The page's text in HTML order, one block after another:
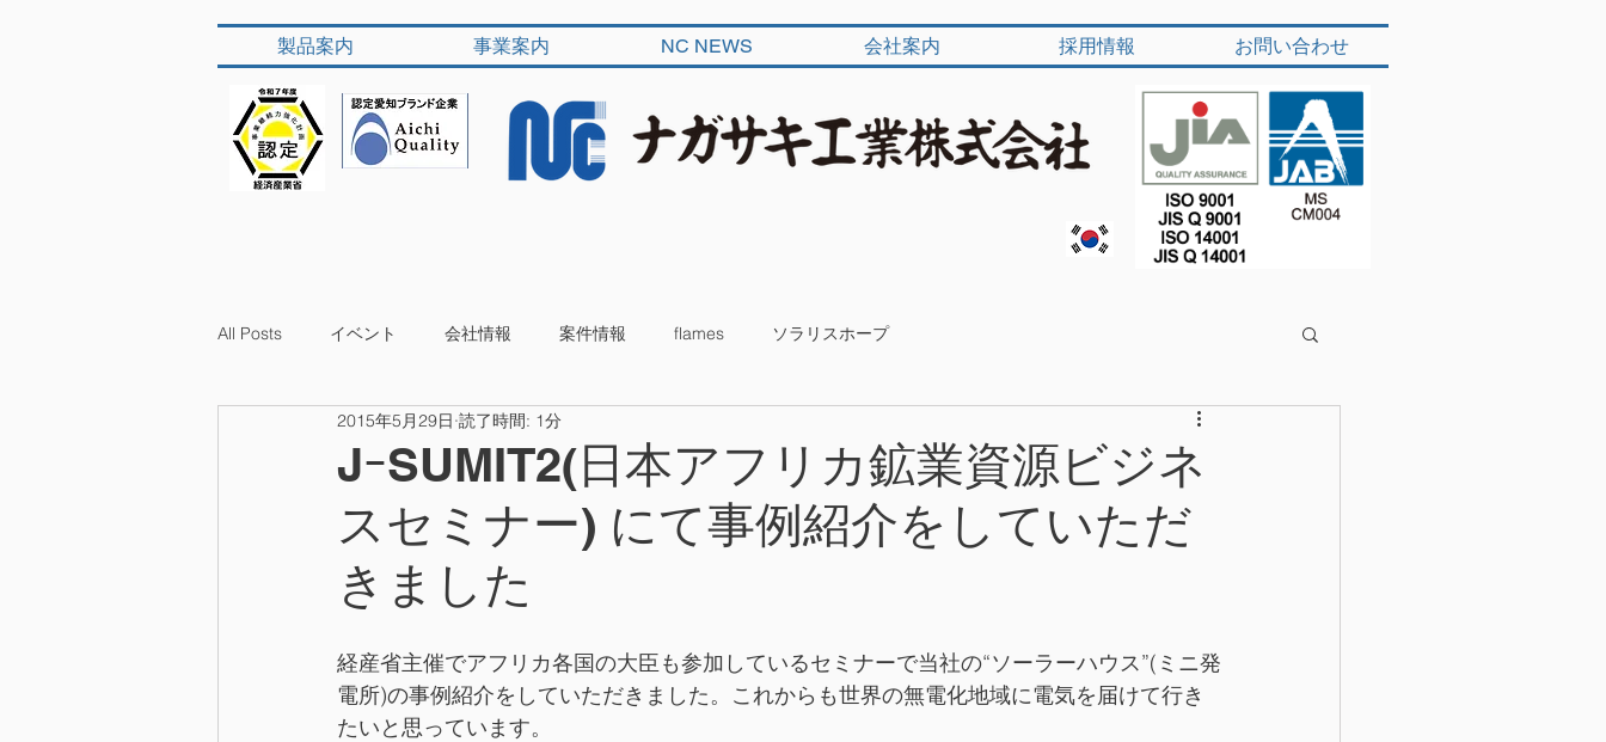
製品案内 事業案内 NC NEWS 会社案内 採用情報 お問い合わせ
All Posts イベント 会社情報 案件情報 flames ソラリスホープ
JｰSUMIT2(日本アフリカ鉱業資源ビジネ
スセミナー) にて事例紹介をしていただ
きました
2015年5月29日 読了時間: 1分
経産省主催でアフリカ各国の大臣も参加しているセミナーで当社の“ソーラーハウス”(ミニ発
電所)の事例紹介をしていただきました。これからも世界の無電化地域に電気を届けて行き
たいと思っています。